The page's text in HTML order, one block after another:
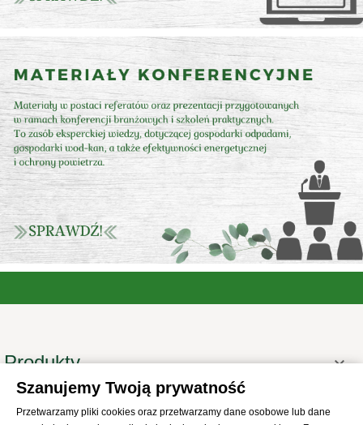
Produkty 
Informacje
Twoje konto 
Szanujemy Twoją prywatność
Przetwarzamy pliki cookies oraz przetwarzamy dane osobowe lub dane